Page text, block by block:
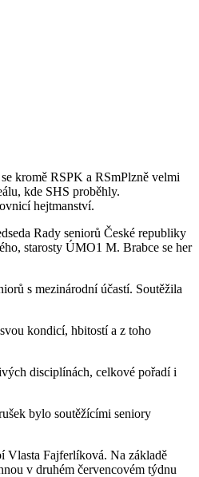
kromě RSPK a RSmPlzně velmi
kde SHS proběhly.
hejtmanství.
Rady seniorů České republiky
starosty ÚMO1 M. Brabce se her
s mezinárodní účastí. Soutěžila
kondicí, hbitostí a z toho
disciplínách, celkové pořadí i
bylo soutěžícími seniory
Vlasta Fajferlíková. Na základě
v druhém červencovém týdnu